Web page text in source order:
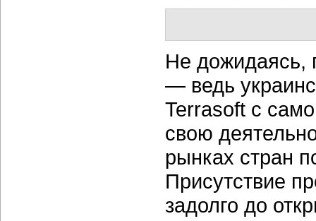
Не дожидаясь,
— ведь
Terrasoft с
свою
рынках стран
Присутствие
задолго до